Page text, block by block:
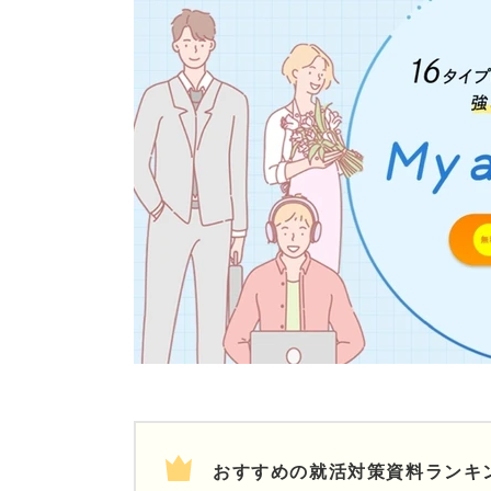
おすすめの就活対策資料ランキ